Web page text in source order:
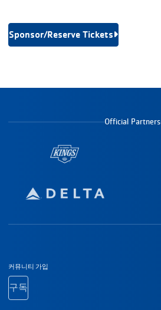
Sponsor/Reserve Tickets
Official Partners
바닥글 탐색
커뮤니티 가입
구독